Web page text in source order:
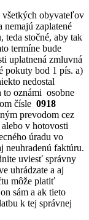
všetkých obyvateľov
nemajú zaplatené
teda stočné, aby tak
termíne bude
uplatnená zmluvná
pokuty bod 1 pís. a)
nedostal
to oznámi osobne
čísle 0918
prevodom cez
v hotovosti
úradu vo
neuhradenú faktúru.
uviesť správny
uhrádzate a aj
môže platiť
sám a ak tieto
k tej správnej